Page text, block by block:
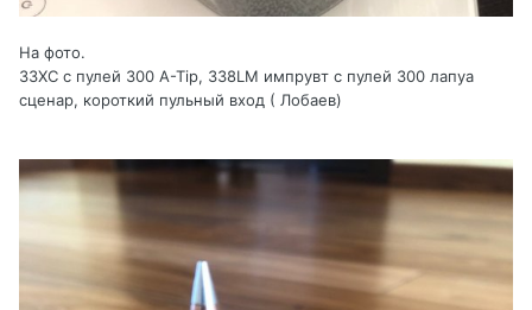
На фото.
33ХС с пулей 300 A-Tip, 338LM импрувт с пулей 300 лапуа
сценар, короткий пульный вход ( Лобаев)